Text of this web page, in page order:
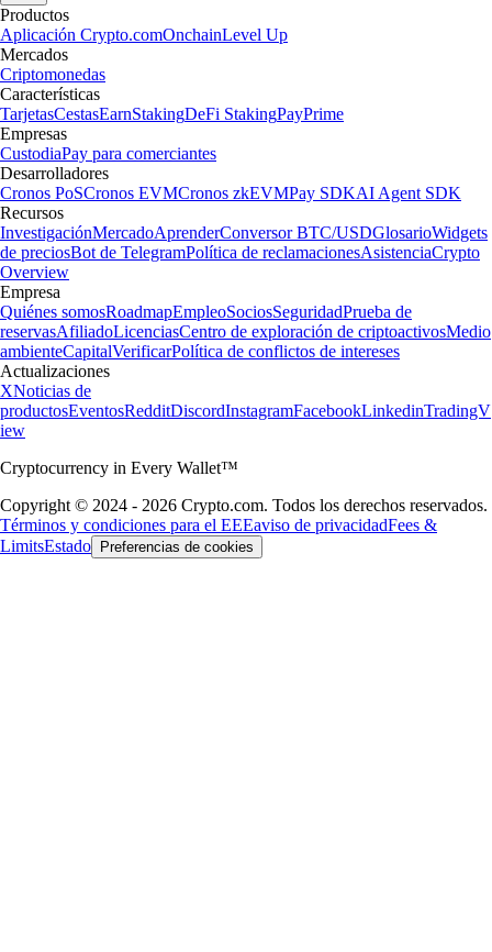
Productos
Aplicación Crypto.comOnchainLevel Up
Mercados
Criptomonedas
Características
TarjetasCestasEarnStakingDeFi StakingPayPrime
Empresas
CustodiaPay para comerciantes
Desarrolladores
Cronos PoSCronos EVMCronos zkEVMPay SDKAI Agent SDK
Recursos
InvestigaciónMercadoAprenderConversor BTC/USDGlosarioWidgets
de preciosBot de TelegramPolítica de reclamacionesAsistenciaCrypto
Overview
Empresa
Quiénes somosRoadmapEmpleoSociosSeguridadPrueba de
reservasAfiliadoLicenciasCentro de exploración de criptoactivosMedio
ambienteCapitalVerificarPolítica de conflictos de intereses
Actualizaciones
XNoticias de
productosEventosRedditDiscordInstagramFacebookLinkedinTradingV
iew
Cryptocurrency in Every Wallet™
Copyright © 2024 - 2026 Crypto.com. Todos los derechos reservados.
Términos y condiciones para el EEEaviso de privacidadFees &
LimitsEstado Preferencias de cookies